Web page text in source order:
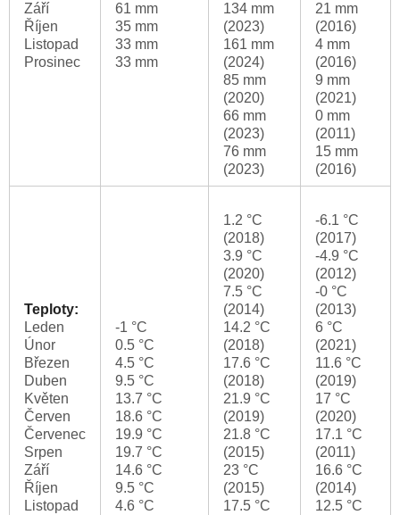
Září
Říjen
Listopad
Prosinec
61 mm
35 mm
33 mm
33 mm
134 mm
(2023)
161 mm
(2024)
85 mm
(2020)
66 mm
(2023)
76 mm
(2023)
21 mm
(2016)
4 mm
(2016)
9 mm
(2021)
0 mm
(2011)
15 mm
(2016)
Teploty:
Leden
Únor
Březen
Duben
Květen
Červen
Červenec
Srpen
Září
Říjen
Listopad
-1 °C
0.5 °C
4.5 °C
9.5 °C
13.7 °C
18.6 °C
19.9 °C
19.7 °C
14.6 °C
9.5 °C
4.6 °C
1.2 °C
(2018)
3.9 °C
(2020)
7.5 °C
(2014)
14.2 °C
(2018)
17.6 °C
(2018)
21.9 °C
(2019)
21.8 °C
(2015)
23 °C
(2015)
17.5 °C
-6.1 °C
(2017)
-4.9 °C
(2012)
-0 °C
(2013)
6 °C
(2021)
11.6 °C
(2019)
17 °C
(2020)
17.1 °C
(2011)
16.6 °C
(2014)
12.5 °C